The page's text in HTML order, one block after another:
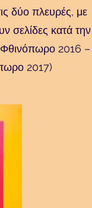
δύο πλευρές, με
σελίδες κατά την
2016 –
2017)